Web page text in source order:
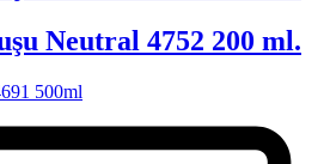
Neutral 4752 200 ml.